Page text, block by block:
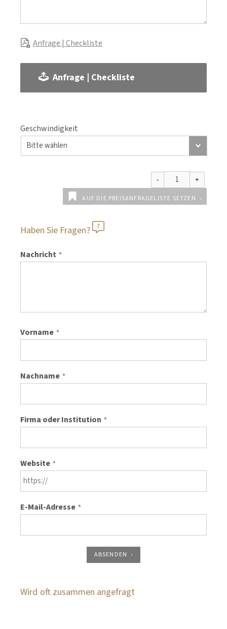
Anfrage | Checkliste
Anfrage | Checkliste
Geschwindigkeit
AUF DIE PREISANFRAGELISTE SETZEN
Haben Sie Fragen?
Nachricht *
Vorname *
Nachname *
Firma oder Institution *
Website *
E-Mail-Adresse *
ABSENDEN
Wird oft zusammen angefragt